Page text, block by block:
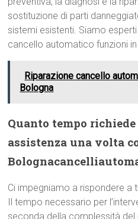
sostituzione di parti
sistemi esistenti. Siamo
cancello automatico funzioni
Riparazione cancello
Bologna
Quanto tempo
assistenza una volta
Ci impegniamo a rispondere a
Il tempo necessario per
seconda della complessità